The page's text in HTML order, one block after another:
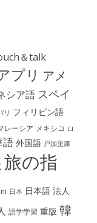
＆talk
プリ アメ
シア語 スペイ
リ フィリピン語
レーシア メキシコ ロ
語 外国語 戸加里康
旅の指
日本 日本語 法人
語学学習 重版 韓